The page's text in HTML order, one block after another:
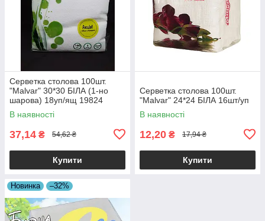
Серветка столова 100шт.
"Malvar" 30*30 БІЛА (1-но
шарова) 18уп/ящ 19824
В наявності
37,14 ₴ 54,62 ₴
Купити
Серветка столова 100шт.
"Malvar" 24*24 БІЛА 16шт/уп
В наявності
12,20 ₴ 17,94 ₴
Купити
Новинка –32%